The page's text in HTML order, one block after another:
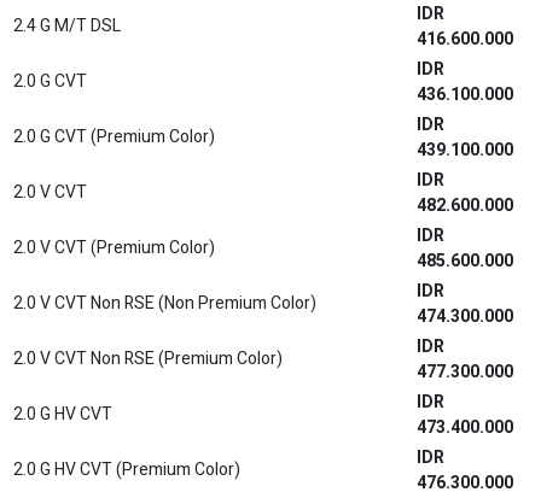
2.4 G M/T DSL
IDR
416.600.000
2.0 G CVT
IDR
436.100.000
2.0 G CVT (Premium Color)
IDR
439.100.000
2.0 V CVT
IDR
482.600.000
2.0 V CVT (Premium Color)
IDR
485.600.000
2.0 V CVT Non RSE (Non Premium Color)
IDR
474.300.000
2.0 V CVT Non RSE (Premium Color)
IDR
477.300.000
2.0 G HV CVT
IDR
473.400.000
2.0 G HV CVT (Premium Color)
IDR
476.300.000